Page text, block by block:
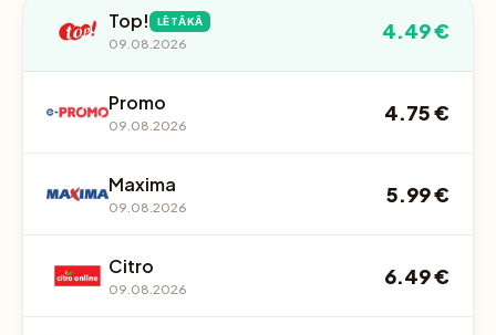
Top! LĒTĀKĀ
09.08.2026
4.49 €
Promo
09.08.2026
4.75 €
Maxima
09.08.2026
5.99 €
Citro
09.08.2026
6.49 €